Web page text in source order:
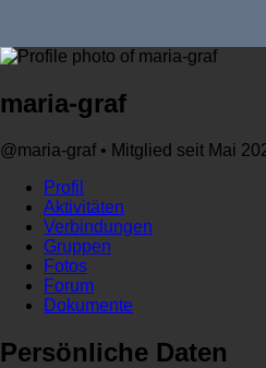
maria-graf
@maria-graf • Mitglied seit Mai
Profil
Aktivitäten
Verbindungen
Gruppen
Fotos
Forum
Dokumente
Persönliche Daten